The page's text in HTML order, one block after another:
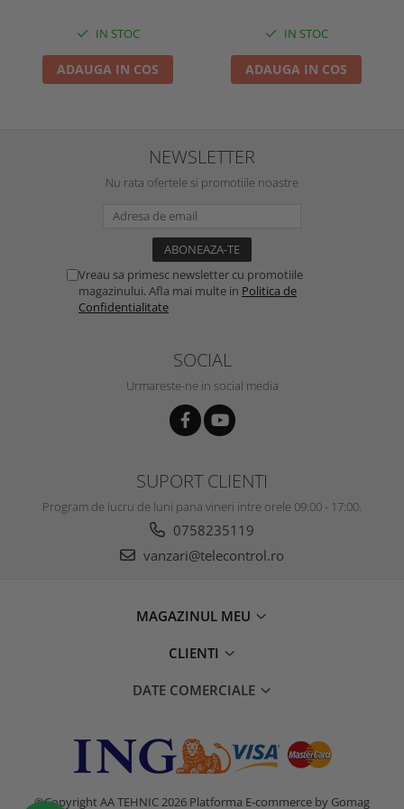
IN STOC
ADAUGA IN COS
IN STOC
ADAUGA IN COS
NEWSLETTER
Nu rata ofertele si promotiile noastre
Vreau sa primesc newsletter cu promotiile
magazinului. Afla mai multe in Politica de
Confidentialitate
SOCIAL
Urmareste-ne in social media
SUPORT CLIENTI
Program de lucru de luni pana vineri intre orele 09:00 - 17:00.
0758235119
vanzari@telecontrol.ro
MAGAZINUL MEU
CLIENTI
DATE COMERCIALE
©Copyright AA TEHNIC 2026 Platforma E-commerce by Gomag